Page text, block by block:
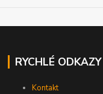
RYCHLÉ ODKAZY
Kontakt